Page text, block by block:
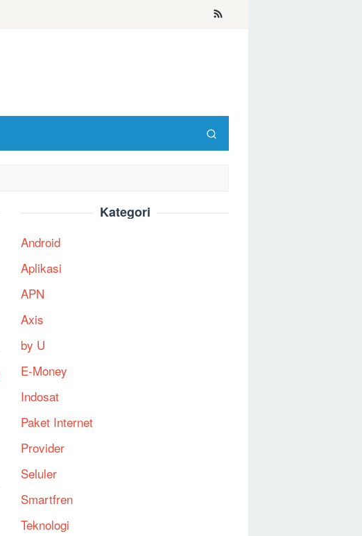
Kategori
Android
Aplikasi
APN
Axis
by U
E-Money
Indosat
Paket Internet
Provider
Seluler
Smartfren
Teknologi